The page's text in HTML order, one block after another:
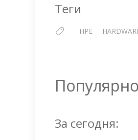
Теги
HPE
Популярно
За сегодня: